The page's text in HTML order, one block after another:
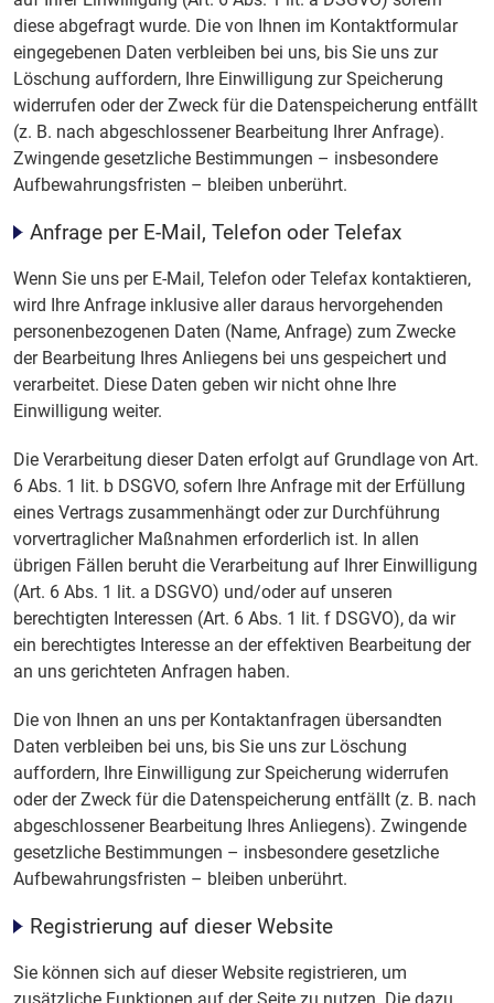
diese abgefragt wurde. Die von Ihnen im Kontaktformular
eingegebenen Daten verbleiben bei uns, bis Sie uns zur
Löschung auffordern, Ihre Einwilligung zur Speicherung
widerrufen oder der Zweck für die Datenspeicherung entfällt
(z. B. nach abgeschlossener Bearbeitung Ihrer Anfrage).
Zwingende gesetzliche Bestimmungen – insbesondere
Aufbewahrungsfristen – bleiben unberührt.
Anfrage per E-Mail, Telefon oder Telefax
Wenn Sie uns per E-Mail, Telefon oder Telefax kontaktieren,
wird Ihre Anfrage inklusive aller daraus hervorgehenden
personenbezogenen Daten (Name, Anfrage) zum Zwecke
der Bearbeitung Ihres Anliegens bei uns gespeichert und
verarbeitet. Diese Daten geben wir nicht ohne Ihre
Einwilligung weiter.
Die Verarbeitung dieser Daten erfolgt auf Grundlage von Art.
6 Abs. 1 lit. b DSGVO, sofern Ihre Anfrage mit der Erfüllung
eines Vertrags zusammenhängt oder zur Durchführung
vorvertraglicher Maßnahmen erforderlich ist. In allen
übrigen Fällen beruht die Verarbeitung auf Ihrer Einwilligung
(Art. 6 Abs. 1 lit. a DSGVO) und/oder auf unseren
berechtigten Interessen (Art. 6 Abs. 1 lit. f DSGVO), da wir
ein berechtigtes Interesse an der effektiven Bearbeitung der
an uns gerichteten Anfragen haben.
Die von Ihnen an uns per Kontaktanfragen übersandten
Daten verbleiben bei uns, bis Sie uns zur Löschung
auffordern, Ihre Einwilligung zur Speicherung widerrufen
oder der Zweck für die Datenspeicherung entfällt (z. B. nach
abgeschlossener Bearbeitung Ihres Anliegens). Zwingende
gesetzliche Bestimmungen – insbesondere gesetzliche
Aufbewahrungsfristen – bleiben unberührt.
Registrierung auf dieser Website
Sie können sich auf dieser Website registrieren, um